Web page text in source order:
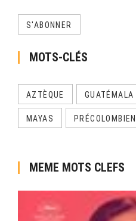
S'ABONNER
MOTS-CLÉS
AZTÈQUE GUATÉMALA
MAYAS PRÉCOLOMBIEN
MEME MOTS CLEFS